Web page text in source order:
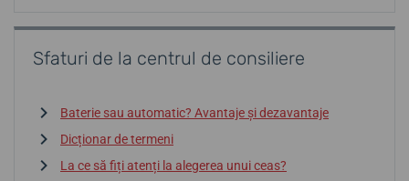
Sfaturi de la centrul de consiliere
Baterie sau automatic? Avantaje și dezavantaje
Dicționar de termeni
La ce să fiți atenți la alegerea unui ceas?